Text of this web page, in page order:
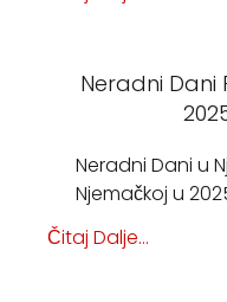
Neradni Dani
Neradni Dani u
Njemačkoj u
Čitaj Dalje...